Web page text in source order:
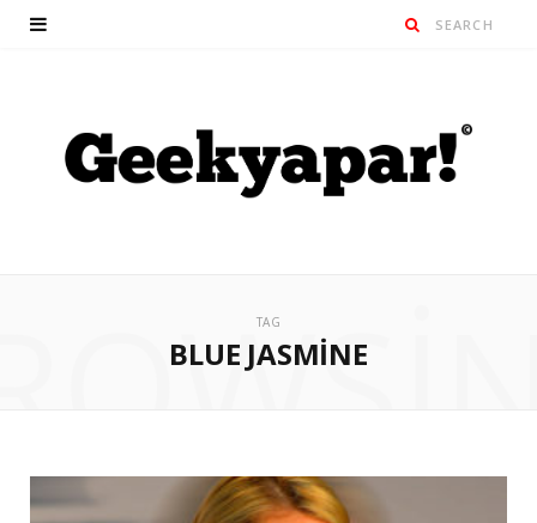
TAG
BLUE JASMINE